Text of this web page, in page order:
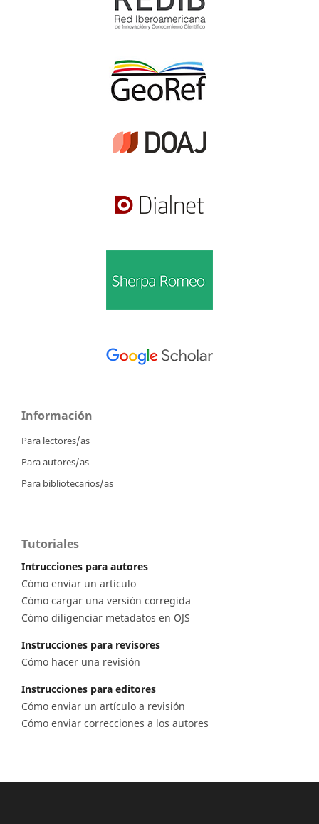
Información
Para lectores/as
Para autores/as
Para bibliotecarios/as
Tutoriales
Intrucciones para autores
Cómo enviar un artículo
Cómo cargar una versión corregida
Cómo diligenciar metadatos en OJS
Instrucciones para revisores
Cómo hacer una revisión
Instrucciones para editores
Cómo enviar un artículo a revisión
Cómo enviar correcciones a los autores